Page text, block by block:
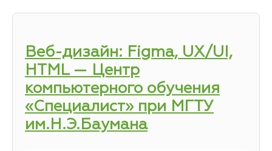
Веб-дизайн: Figma, UX/UI,
HTML — Центр
компьютерного обучения
«Специалист» при МГТУ
им.Н.Э.Баумана